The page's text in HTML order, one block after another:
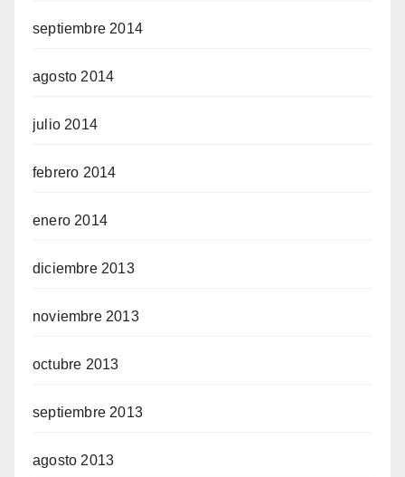
septiembre 2014
agosto 2014
julio 2014
febrero 2014
enero 2014
diciembre 2013
noviembre 2013
octubre 2013
septiembre 2013
agosto 2013